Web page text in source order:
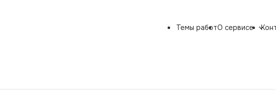
Темы работО сервисе